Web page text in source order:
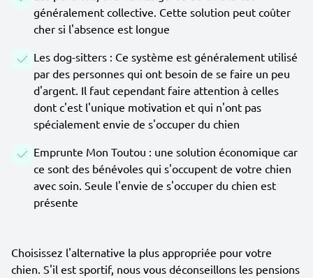
généralement collective. Cette solution peut coûter
cher si l'absence est longue
Les dog-sitters : Ce système est généralement utilisé
par des personnes qui ont besoin de se faire un peu
d'argent. Il faut cependant faire attention à celles
dont c'est l'unique motivation et qui n'ont pas
spécialement envie de s'occuper du chien
Emprunte Mon Toutou : une solution économique car
ce sont des bénévoles qui s'occupent de votre chien
avec soin. Seule l'envie de s'occuper du chien est
présente
Choisissez l'alternative la plus appropriée pour votre
chien. S'il est sportif, nous vous déconseillons les pensions